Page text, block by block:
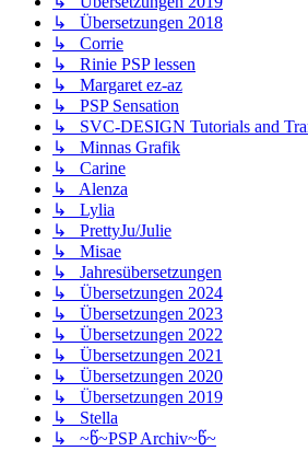
↳ Übersetzungen 2018
↳ Corrie
↳ Rinie PSP lessen
↳ Margaret ez-az
↳ PSP Sensation
↳ SVC-DESIGN Tutorials and
↳ Minnas Grafik
↳ Carine
↳ Alenza
↳ Lylia
↳ PrettyJu/Julie
↳ Misae
↳ Jahresübersetzungen
↳ Übersetzungen 2024
↳ Übersetzungen 2023
↳ Übersetzungen 2022
↳ Übersetzungen 2021
↳ Übersetzungen 2020
↳ Übersetzungen 2019
↳ Stella
↳ ~წ~PSP Archiv~წ~